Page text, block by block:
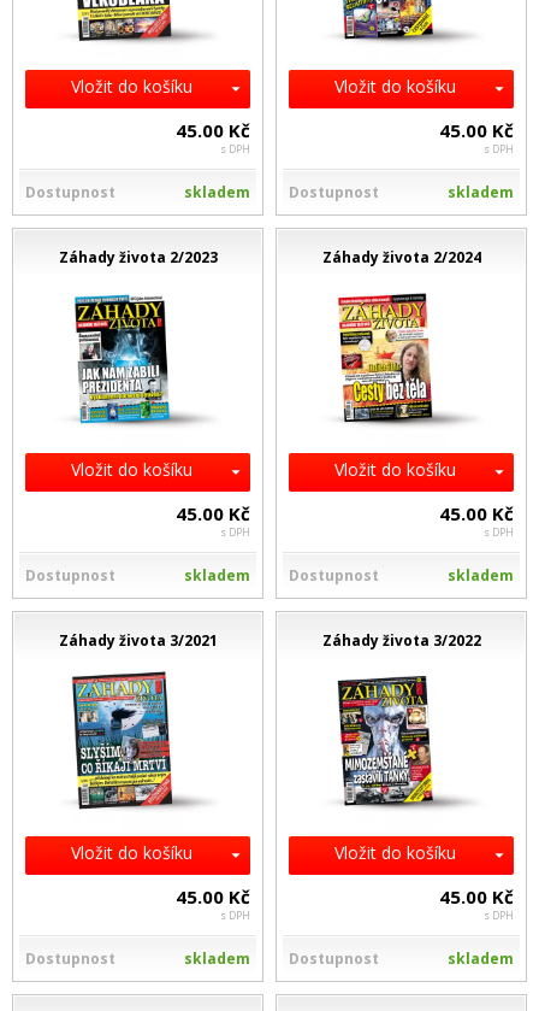
Vložit do košíku
45.00 Kč
s DPH
Dostupnost skladem
Vložit do košíku
45.00 Kč
s DPH
Dostupnost skladem
Záhady života 2/2023
Vložit do košíku
45.00 Kč
s DPH
Dostupnost skladem
Záhady života 2/2024
Vložit do košíku
45.00 Kč
s DPH
Dostupnost skladem
Záhady života 3/2021
Vložit do košíku
45.00 Kč
s DPH
Dostupnost skladem
Záhady života 3/2022
Vložit do košíku
45.00 Kč
s DPH
Dostupnost skladem